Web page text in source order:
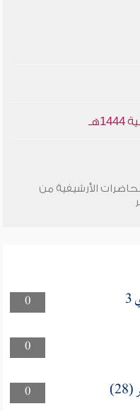
الأرشيفية من
0
0
0